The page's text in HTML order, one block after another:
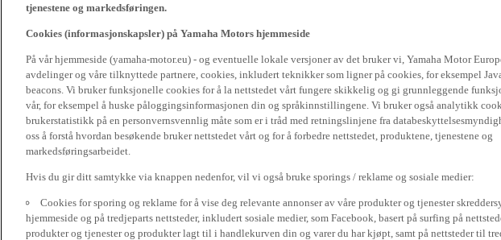
tjenestene og markedsføringen.
Cookies (informasjonskapsler) på Yamaha Motors hjemmeside
På vår hjemmeside (yamaha-motor.eu) - og eventuelle lokale versjoner av det bruker vi, Yamaha Motor
avdelinger og våre tilknyttede partnere, cookies, inkludert teknikker som ligner på cookies, for eksempel
beacons. Vi bruker funksjonelle cookies for å la nettstedet vårt fungere skikkelig og gi grunnleggende
vår, for eksempel å huske påloggingsinformasjonen din og språkinnstillingene. Vi bruker også analytikk
brukerstatistikk på en personvernsvennlig måte som er i tråd med retningslinjene fra
oss å forstå hvordan besøkende bruker nettstedet vårt og for å forbedre nettstedet, produktene, tjenestene og
markedsføringsarbeidet.
Hvis du gir ditt samtykke via knappen nedenfor, vil vi også bruke sporings / reklame og sosiale medier:
Cookies for sporing og reklame for å vise deg relevante annonser av våre produkter og tjenester
hjemmeside og på tredjeparts nettsteder, inkludert sosiale medier, som Facebook, basert på surfing på
produkter og tjenester og produkter lagt til i handlekurven din og varer du har kjøpt, samt på nettsteder til